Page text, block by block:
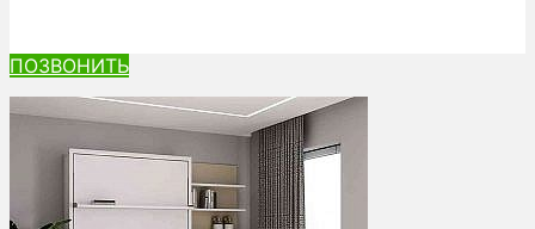
ПОЗВОНИТЬ